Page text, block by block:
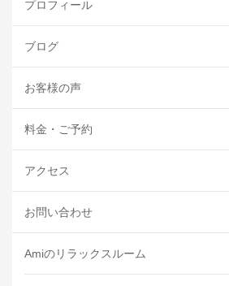
プロフィール
ブログ
お客様の声
料金・ご予約
アクセス
お問い合わせ
Amiのリラックスルーム